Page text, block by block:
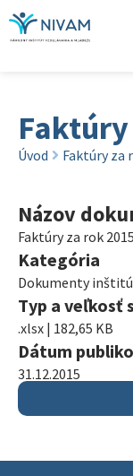
Úvod Faktúry za
Názov
Faktúry za rok 2015
Kategória
Dokumenty
Typ a veľkosť
.xlsx | 182,65 KB
Dátum
31.12.2015